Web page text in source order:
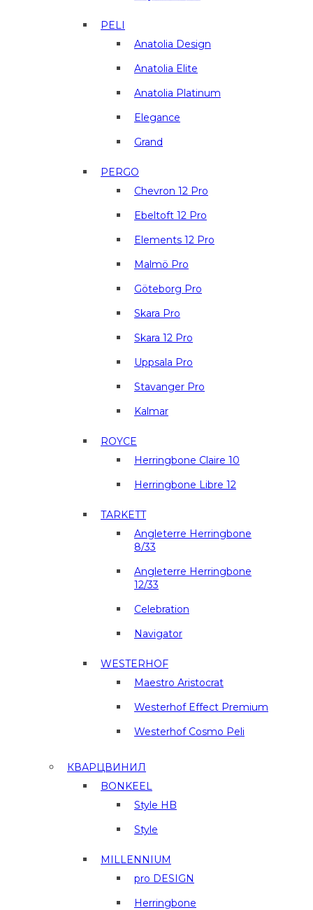
PELI
Anatolia Design
Anatolia Elite
Anatolia Platinum
Elegance
Grand
PERGO
Chevron 12 Pro
Ebeltoft 12 Pro
Elements 12 Pro
Malmö Pro
Göteborg Pro
Skara Pro
Skara 12 Pro
Uppsala Pro
Stavanger Pro
Kalmar
ROYCE
Herringbone Claire 10
Herringbone Libre 12
TARKETT
Angleterre Herringbone
8/33
Angleterre Herringbone
12/33
Celebration
Navigator
WESTERHOF
Maestro Aristocrat
Westerhof Effect Premium
Westerhof Cosmo Peli
КВАРЦВИНИЛ
BONKEEL
Style HB
Style
MILLENNIUM
pro DESIGN
Herringbone